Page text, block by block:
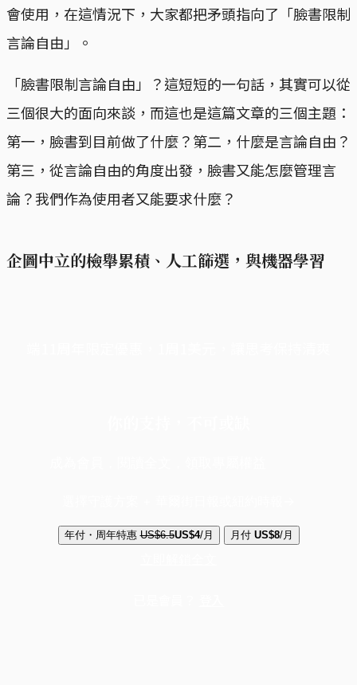
會使用，在這情況下，大家都把矛頭指向了「臉書限制
言論自由」。
「臉書限制言論自由」？這短短的一句話，其實可以從
三個很大的面向來談，而這也是這篇文章的三個主題：
第一，臉書到目前做了什麼？第二，什麼是言論自由？
第三，從言論自由的角度出發，臉書又能怎麼管理言
論？我們作為使用者又能要求什麼？
企圖中立的檢舉累積、人工篩選，與機器學習
年付・周年特惠 US$6.5US$4/月 月付 US$8/月